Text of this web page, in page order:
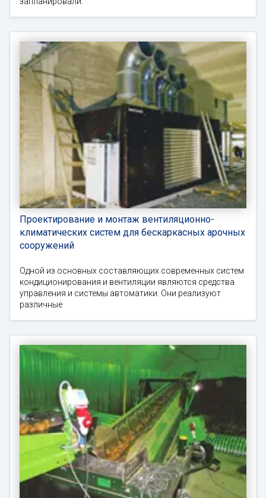
Проектирование и монтаж вентиляционно-
климатических систем для бескаркасных арочных
сооружений
Одной из основных составляющих современных систем
кондиционирования и вентиляции являются средства
управления и системы автоматики. Они реализуют
различные